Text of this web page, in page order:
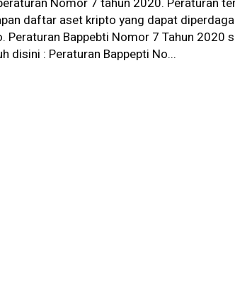
daftar aset kripto yang dapat
Peraturan Bappebti Nomor 7 Tahun 2020
disini : Peraturan Bappepti No...